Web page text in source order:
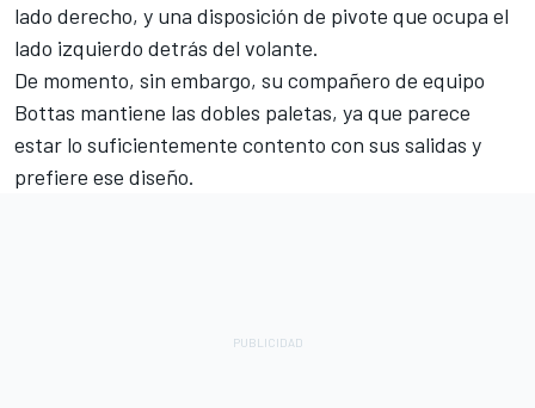
lado derecho, y una disposición de pivote que ocupa el
lado izquierdo detrás del volante.
De momento, sin embargo, su compañero de equipo
Bottas mantiene las dobles paletas, ya que parece
estar lo suficientemente contento con sus salidas y
prefiere ese diseño.